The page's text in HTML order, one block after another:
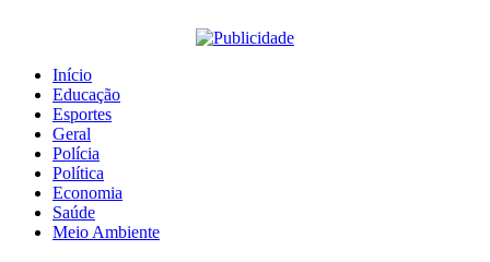
Início
Educação
Esportes
Geral
Polícia
Política
Economia
Saúde
Meio Ambiente